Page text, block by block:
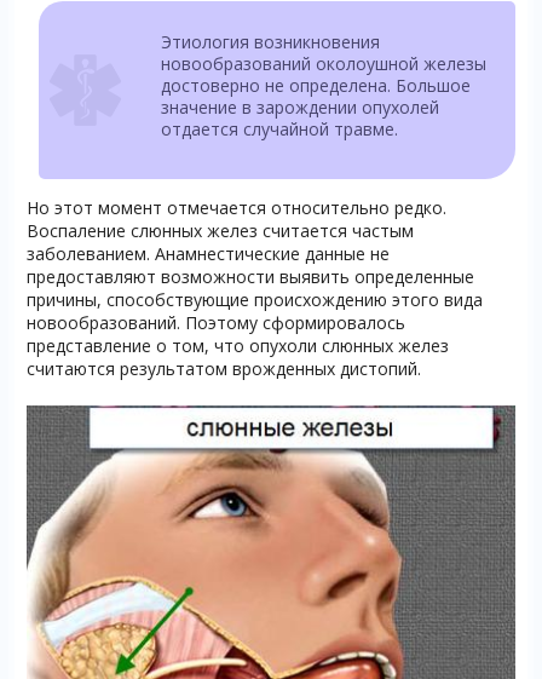
Этиология возникновения
новообразований околоушной железы
достоверно не определена. Большое
значение в зарождении опухолей
отдается случайной травме.
Но этот момент отмечается относительно редко.
Воспаление слюнных желез считается частым
заболеванием. Анамнестические данные не
предоставляют возможности выявить определенные
причины, способствующие происхождению этого вида
новообразований. Поэтому сформировалось
представление о том, что опухоли слюнных желез
считаются результатом врожденных дистопий.